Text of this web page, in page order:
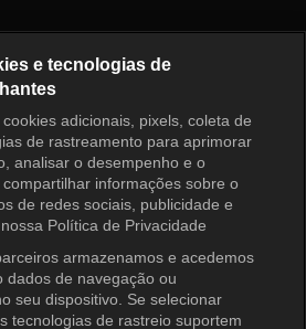
Entrar
e tecnologias de
adicionais, pixels, coleta de
de rastreamento para aprimorar
analisar o desempenho e o
informações sobre o
de redes sociais, publicidade e
Política de Privacidade
armazenamos e acedemos
dados de navegação ou
seu dispositivo. Se selecionar
tecnologias de rastreio suportem